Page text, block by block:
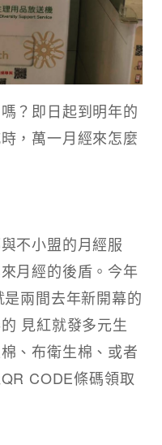
？即日起到明年的
，萬一月經來怎麼
不小盟的月經服
月經的後盾。今年
兩間去年新開幕的
見紅就發多元生
、布衛生棉、或者
CODE條碼領取